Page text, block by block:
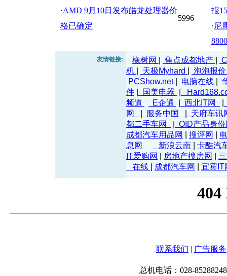
·AMD 9月10日发布皓龙处理器价
格已确定
5996
报
·尼
友情链接: 橡树网 焦点成都地产
机
天极Myhard
泡泡报
PCShow.net
电脑在线
件
国美电器
频道
E企通 西北IT网
网
服务中国
天府车
都二手车网
OID产品身
成都汽车用品网
搜评网
息网
新浪云南
卡酷汽
IT爱购网
房地产搜房网
在线
成都汽车网 宜宾IT
联系我们 | 广告服务
总机电话：028-